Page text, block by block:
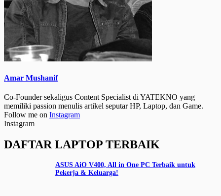
Amar Mushanif
Co-Founder sekaligus Content Specialist di YATEKNO yang
memiliki passion menulis artikel seputar HP, Laptop, dan Game.
Follow me on Instagram
Instagram
DAFTAR LAPTOP TERBAIK
ASUS AiO V400, All in One PC Terbaik untuk
Pekerja & Keluarga!